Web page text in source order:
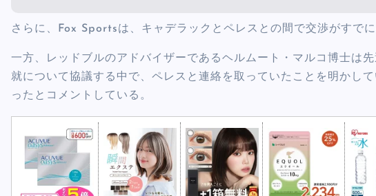
さらに、Fox Sportsは、キャデラックとペレスとの間で交渉がすで
一方、レッドブルのアドバイザーであるヘルムート・マルコ博士は
就について協議する中で、ペレスと連絡を取っていたことを明かし
ったとコメントしている。